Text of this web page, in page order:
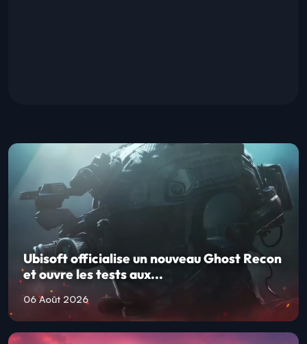
Ubisoft officialise un nouveau Ghost Recon
et ouvre les tests aux...
06 Août 2026